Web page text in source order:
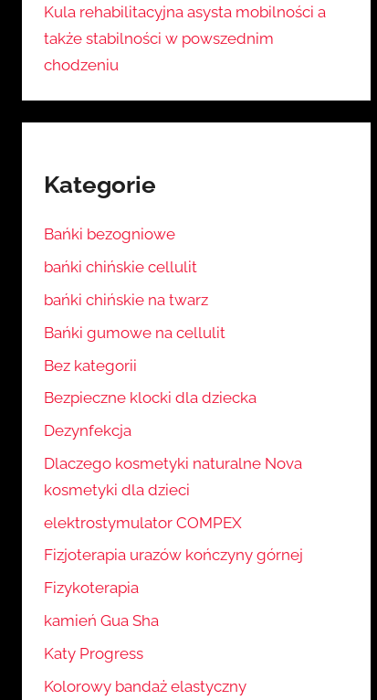
Kula rehabilitacyjna asysta mobilności a
także stabilności w powszednim
chodzeniu
Kategorie
Bańki bezogniowe
bańki chińskie cellulit
bańki chińskie na twarz
Bańki gumowe na cellulit
Bez kategorii
Bezpieczne klocki dla dziecka
Dezynfekcja
Dlaczego kosmetyki naturalne Nova
kosmetyki dla dzieci
elektrostymulator COMPEX
Fizjoterapia urazów kończyny górnej
Fizykoterapia
kamień Gua Sha
Katy Progress
Kolorowy bandaż elastyczny